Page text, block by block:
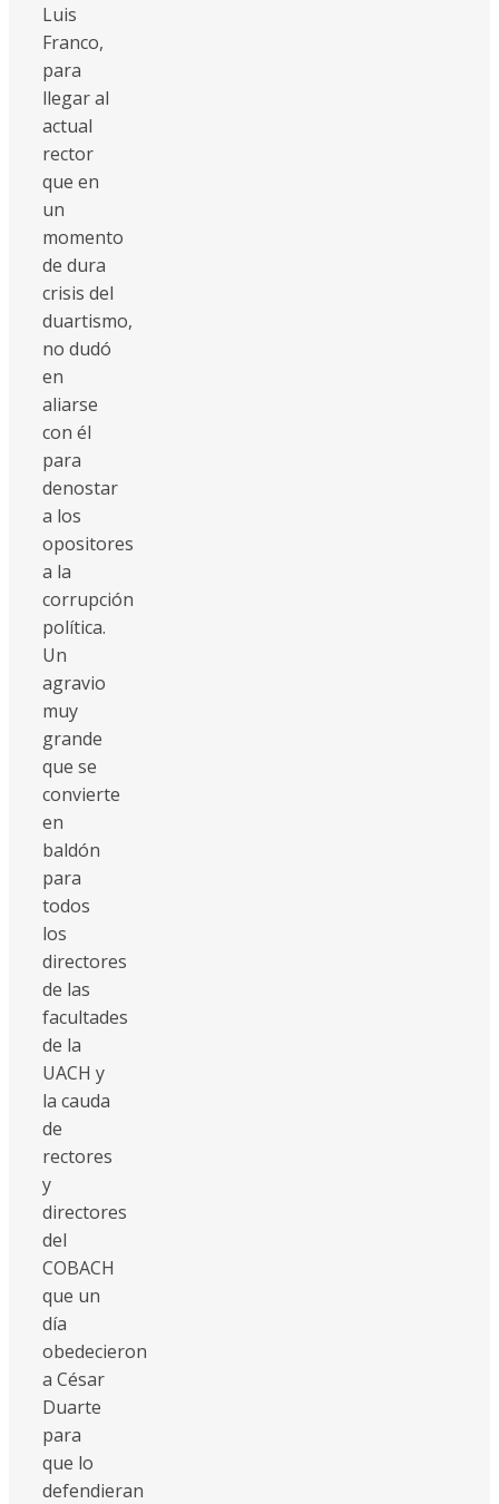
Luis
Franco,
para
llegar al
actual
rector
que en
un
momento
de dura
crisis del
duartismo,
no dudó
en
aliarse
con él
para
denostar
a los
opositores
a la
corrupción
política.
Un
agravio
muy
grande
que se
convierte
en
baldón
para
todos
los
directores
de las
facultades
de la
UACH y
la cauda
de
rectores
y
directores
del
COBACH
que un
día
obedecieron
a César
Duarte
para
que lo
defendieran